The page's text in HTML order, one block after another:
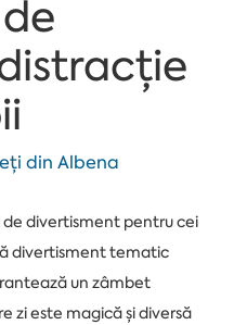
din Albena
divertisment pentru cei
divertisment tematic
un zâmbet
zi este magică și diversă